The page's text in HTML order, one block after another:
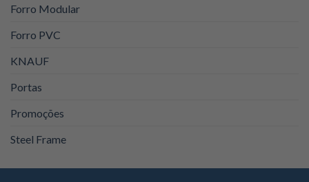
Forro Modular
Forro PVC
KNAUF
Portas
Promoções
Steel Frame